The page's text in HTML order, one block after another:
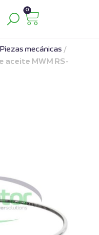
0
Piezas mecánicas /
aceite MWM RS-